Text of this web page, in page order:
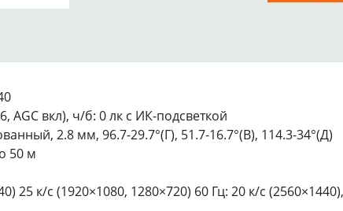
AGC вкл), ч/б: 0 лк с ИК-подсветкой
2.8 мм, 96.7-29.7°(Г), 51.7-16.7°(В), 114.3-34°(Д)
50 м
25 к/с (1920×1080, 1280×720) 60 Гц: 20 к/с